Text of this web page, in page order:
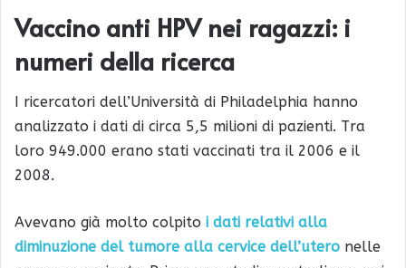
Vaccino anti HPV nei ragazzi: i
numeri della ricerca
I ricercatori dell’Università di Philadelphia hanno
analizzato i dati di circa 5,5 milioni di pazienti. Tra
loro 949.000 erano stati vaccinati tra il 2006 e il
2008.
Avevano già molto colpito i dati relativi alla
diminuzione del tumore alla cervice dell’utero nelle